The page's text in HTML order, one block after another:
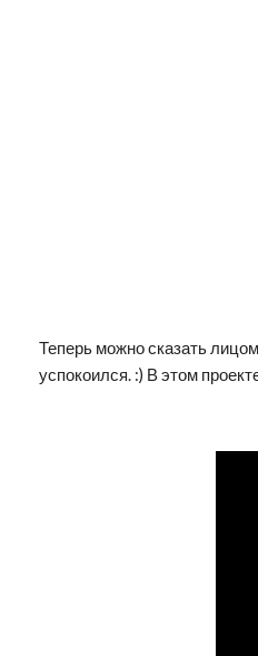
Теперь можно сказать
успокоился. :) В этом